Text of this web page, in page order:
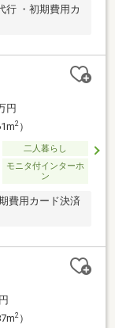
行 ・初期費用カ
円
2）
二人暮らし
モニタ付インターホ
ン
費用カード決済
2）